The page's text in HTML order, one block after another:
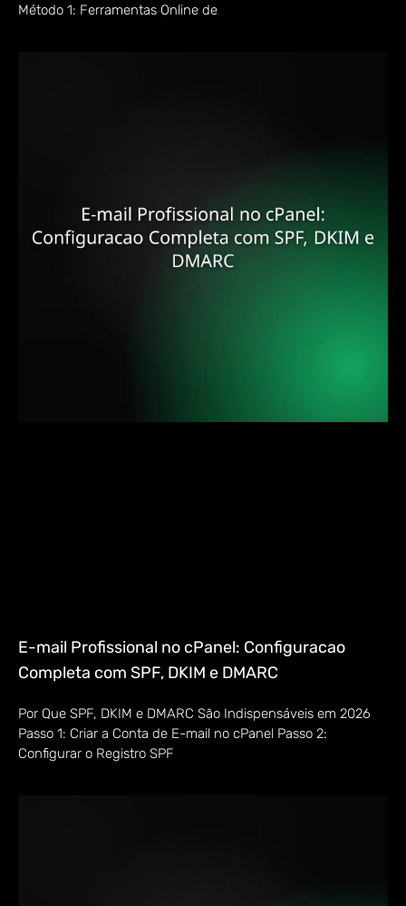
Método 1: Ferramentas Online de
E-mail Profissional no cPanel: Configuracao
Completa com SPF, DKIM e DMARC
Por Que SPF, DKIM e DMARC São Indispensáveis em 2026
Passo 1: Criar a Conta de E-mail no cPanel Passo 2:
Configurar o Registro SPF